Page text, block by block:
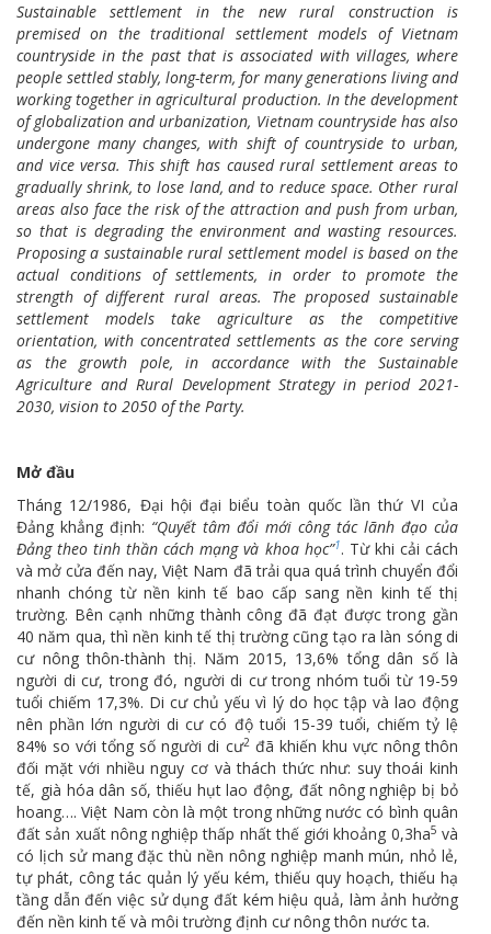
Sustainable settlement in the new rural construction is
premised on the traditional settlement models of Vietnam
countryside in the past that is associated with villages, where
people settled stably, long-term, for many generations living and
working together in agricultural production. In the development
of globalization and urbanization, Vietnam countryside has also
undergone many changes, with shift of countryside to urban,
and vice versa. This shift has caused rural settlement areas to
gradually shrink, to lose land, and to reduce space. Other rural
areas also face the risk of the attraction and push from urban,
so that is degrading the environment and wasting resources.
Proposing a sustainable rural settlement model is based on the
actual conditions of settlements, in order to promote the
strength of different rural areas. The proposed sustainable
settlement models take agriculture as the competitive
orientation, with concentrated settlements as the core serving
as the growth pole, in accordance with the Sustainable
Agriculture and Rural Development Strategy in period 2021-
2030, vision to 2050 of the Party.
Mở đầu
Tháng 12/1986, Đại hội đại biểu toàn quốc lần thứ VI của
Đảng khẳng định: “Quyết tâm đổi mới công tác lãnh đạo của
Đảng theo tinh thần cách mạng và khoa học”1. Từ khi cải cách
và mở cửa đến nay, Việt Nam đã trải qua quá trình chuyển đổi
nhanh chóng từ nền kinh tế bao cấp sang nền kinh tế thị
trường. Bên cạnh những thành công đã đạt được trong gần
40 năm qua, thì nền kinh tế thị trường cũng tạo ra làn sóng di
cư nông thôn-thành thị. Năm 2015, 13,6% tổng dân số là
người di cư, trong đó, người di cư trong nhóm tuổi từ 19-59
tuổi chiếm 17,3%. Di cư chủ yếu vì lý do học tập và lao động
nên phần lớn người di cư có độ tuổi 15-39 tuổi, chiếm tỷ lệ
84% so với tổng số người di cư2đã khiến khu vực nông thôn
đối mặt với nhiều nguy cơ và thách thức như: suy thoái kinh
tế, già hóa dân số, thiếu hụt lao động, đất nông nghiệp bị bỏ
hoang…. Việt Nam còn là một trong những nước có bình quân
đất sản xuất nông nghiệp thấp nhất thế giới khoảng 0,3ha5 và
có lịch sử mang đặc thù nền nông nghiệp manh mún, nhỏ lẻ,
tự phát, công tác quản lý yếu kém, thiếu quy hoạch, thiếu hạ
tầng dẫn đến việc sử dụng đất kém hiệu quả, làm ảnh hưởng
đến nền kinh tế và môi trường định cư nông thôn nước ta.